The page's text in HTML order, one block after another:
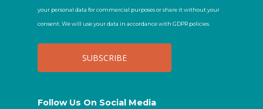
your personal data for commercial purposes or share it without your
consent. We will use your data in accordance with GDPR policies.
Follow Us On Social Media